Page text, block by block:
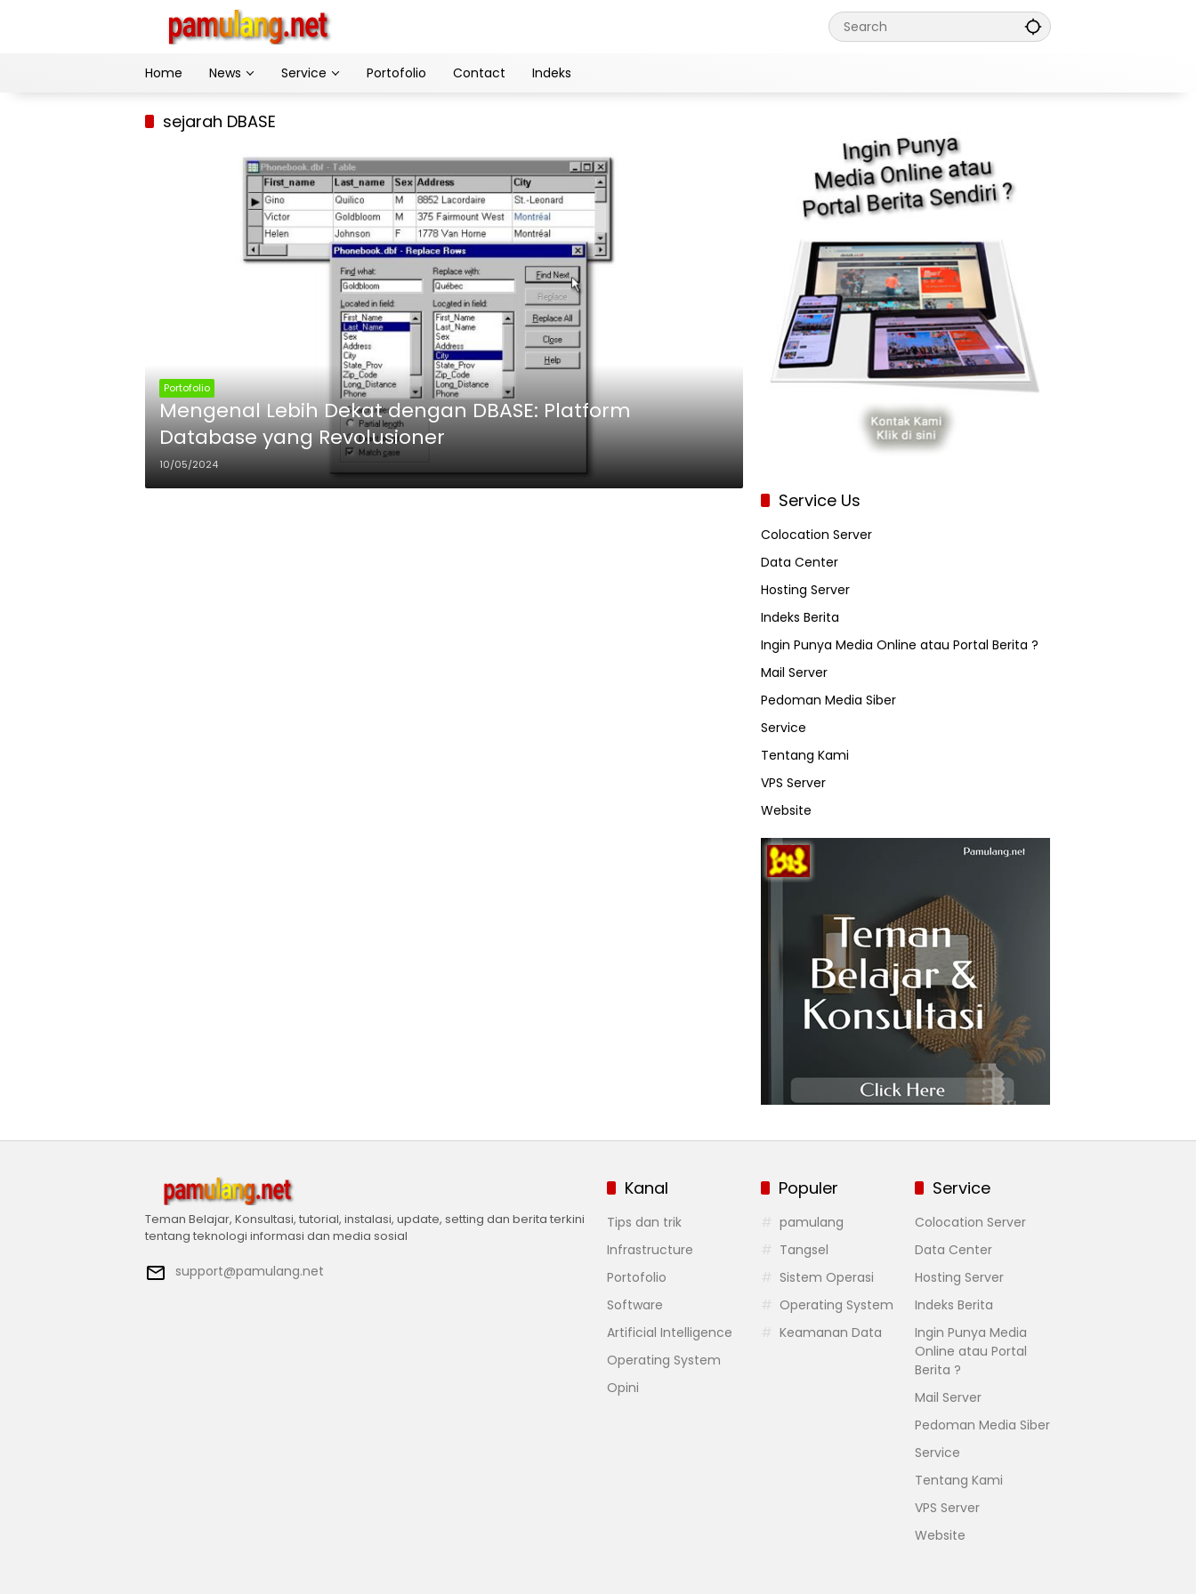
Home
News Service Portofolio Contact Indeks
sejarah DBASE
Portofolio
Mengenal Lebih Dekat dengan DBASE: Platform
Database yang Revolusioner
10/05/2024
Service Us
Colocation Server
Data Center
Hosting Server
Indeks Berita
Ingin Punya Media Online atau Portal Berita ?
Mail Server
Pedoman Media Siber
Service
Tentang Kami
VPS Server
Website
Teman Belajar, Konsultasi, tutorial, instalasi, update, setting dan berita terkini
tentang teknologi informasi dan media sosial
support@pamulang.net
Kanal
Tips dan trik
Infrastructure
Portofolio
Software
Artificial Intelligence
Operating System
Opini
Populer
pamulang
Tangsel
Sistem Operasi
Operating System
Keamanan Data
Service
Colocation Server
Data Center
Hosting Server
Indeks Berita
Ingin Punya Media
Online atau Portal
Berita ?
Mail Server
Pedoman Media Siber
Service
Tentang Kami
VPS Server
Website